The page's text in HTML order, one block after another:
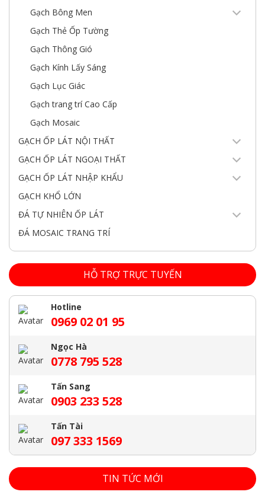
Gạch Bông Men
Gạch Thẻ Ốp Tường
Gạch Thông Gió
Gạch Kính Lấy Sáng
Gạch Lục Giác
Gạch trang trí Cao Cấp
Gạch Mosaic
GẠCH ỐP LÁT NỘI THẤT
GẠCH ỐP LÁT NGOẠI THẤT
GẠCH ỐP LÁT NHẬP KHẨU
GẠCH KHỔ LỚN
ĐÁ TỰ NHIÊN ỐP LÁT
ĐÁ MOSAIC TRANG TRÍ
HỖ TRỢ TRỰC TUYẾN
Hotline
0969 02 01 95
Ngọc Hà
0778 795 528
Tấn Sang
0903 233 528
Tấn Tài
097 333 1569
TIN TỨC MỚI